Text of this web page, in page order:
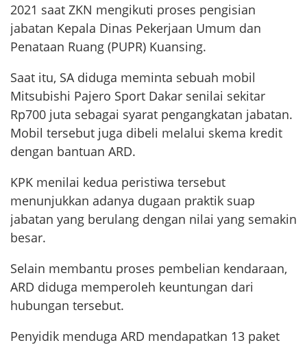
2021 saat ZKN mengikuti proses pengisian
jabatan Kepala Dinas Pekerjaan Umum dan
Penataan Ruang (PUPR) Kuansing.
Saat itu, SA diduga meminta sebuah mobil
Mitsubishi Pajero Sport Dakar senilai sekitar
Rp700 juta sebagai syarat pengangkatan jabatan.
Mobil tersebut juga dibeli melalui skema kredit
dengan bantuan ARD.
KPK menilai kedua peristiwa tersebut
menunjukkan adanya dugaan praktik suap
jabatan yang berulang dengan nilai yang semakin
besar.
Selain membantu proses pembelian kendaraan,
ARD diduga memperoleh keuntungan dari
hubungan tersebut.
Penyidik menduga ARD mendapatkan 13 paket